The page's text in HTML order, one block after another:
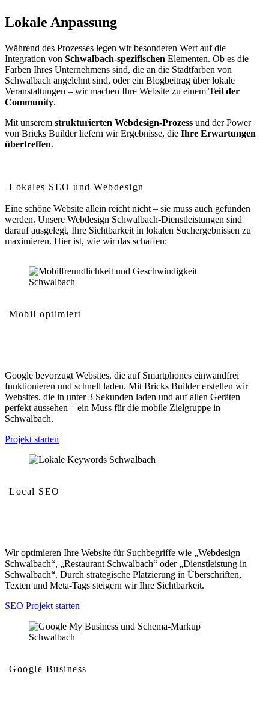
Lokale Anpassung
Während des Prozesses legen wir besonderen Wert auf die
Integration von Schwalbach-spezifischen Elementen. Ob es die
Farben Ihres Unternehmens sind, die an die Stadtfarben von
Schwalbach angelehnt sind, oder ein Blogbeitrag über lokale
Veranstaltungen – wir machen Ihre Website zu einem Teil der
Community.
Mit unserem strukturierten Webdesign-Prozess und der Power
von Bricks Builder liefern wir Ergebnisse, die Ihre Erwartungen
übertreffen.
Lokales SEO und Webdesign
Eine schöne Website allein reicht nicht – sie muss auch gefunden
werden. Unsere Webdesign Schwalbach-Dienstleistungen sind
darauf ausgelegt, Ihre Sichtbarkeit in lokalen Suchergebnissen zu
maximieren. Hier ist, wie wir das schaffen:
Mobil optimiert
Google bevorzugt Websites, die auf Smartphones einwandfrei
funktionieren und schnell laden. Mit Bricks Builder erstellen wir
Websites, die in unter 3 Sekunden laden und auf allen Geräten
perfekt aussehen – ein Muss für die mobile Zielgruppe in
Schwalbach.
Projekt starten
Local SEO
Wir optimieren Ihre Website für Suchbegriffe wie „Webdesign
Schwalbach“, „Restaurant Schwalbach“ oder „Dienstleistung in
Schwalbach“. Durch strategische Platzierung in Überschriften,
Texten und Meta-Tags steigern wir Ihre Sichtbarkeit.
SEO Projekt starten
Google Business